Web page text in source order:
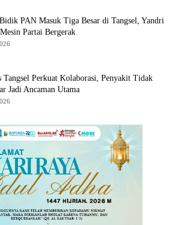
PAN Masuk Tiga Besar di Tangsel, Yandri
Partai Bergerak
Tangsel Perkuat Kolaborasi, Penyakit Tidak
Jadi Ancaman Utama